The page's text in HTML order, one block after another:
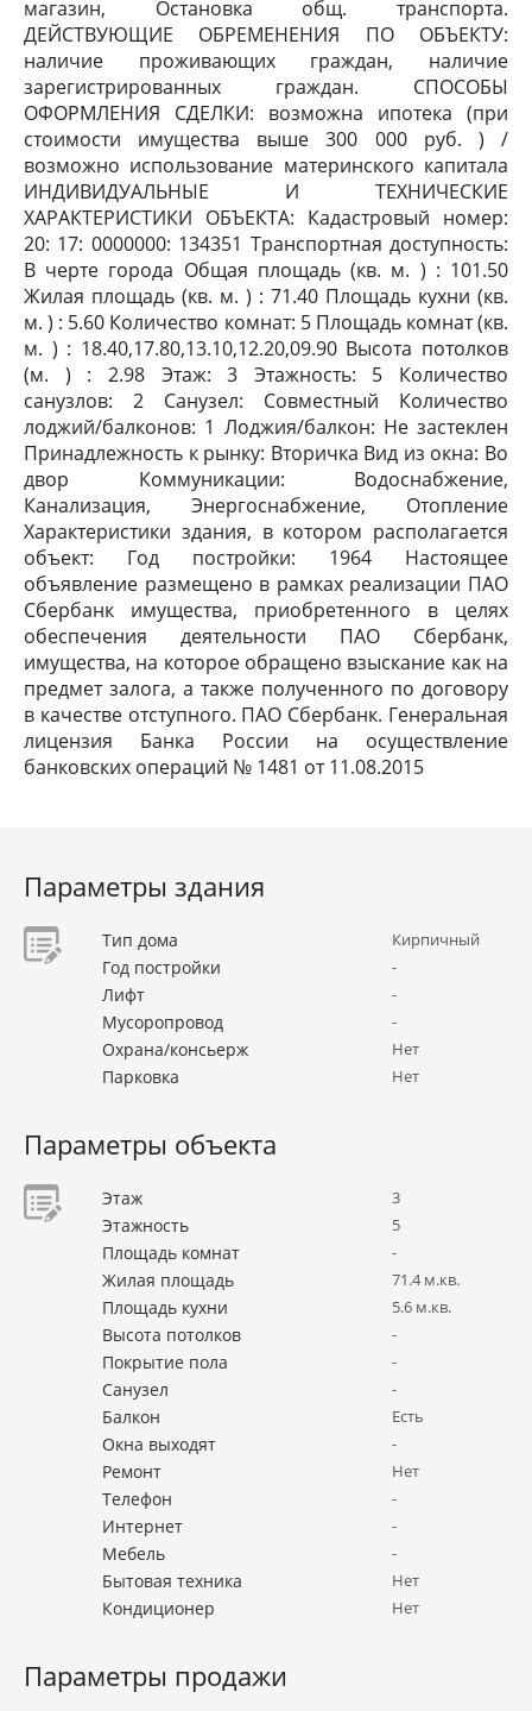
магазин, Остановка общ. транспорта.
ДЕЙСТВУЮЩИЕ ОБРЕМЕНЕНИЯ ПО ОБЪЕКТУ:
наличие проживающих граждан, наличие
зарегистрированных граждан. СПОСОБЫ
ОФОРМЛЕНИЯ СДЕЛКИ: возможна ипотека (при
стоимости имущества выше 300 000 руб. ) /
возможно использование материнского капитала
ИНДИВИДУАЛЬНЫЕ И ТЕХНИЧЕСКИЕ
ХАРАКТЕРИСТИКИ ОБЪЕКТА: Кадастровый номер:
20: 17: 0000000: 134351 Транспортная доступность:
В черте города Общая площадь (кв. м. ) : 101.50
Жилая площадь (кв. м. ) : 71.40 Площадь кухни (кв.
м. ) : 5.60 Количество комнат: 5 Площадь комнат (кв.
м. ) : 18.40,17.80,13.10,12.20,09.90 Высота потолков
(м. ) : 2.98 Этаж: 3 Этажность: 5 Количество
санузлов: 2 Санузел: Совместный Количество
лоджий/балконов: 1 Лоджия/балкон: Не застеклен
Принадлежность к рынку: Вторичка Вид из окна: Во
двор Коммуникации: Водоснабжение,
Канализация, Энергоснабжение, Отопление
Характеристики здания, в котором располагается
объект: Год постройки: 1964 Настоящее
объявление размещено в рамках реализации ПАО
Сбербанк имущества, приобретенного в целях
обеспечения деятельности ПАО Сбербанк,
имущества, на которое обращено взыскание как на
предмет залога, а также полученного по договору
в качестве отступного. ПАО Сбербанк. Генеральная
лицензия Банка России на осуществление
банковских операций № 1481 от 11.08.2015
Параметры здания
Тип дома Кирпичный
Год постройки -
Лифт -
Мусоропровод -
Охрана/консьерж Нет
Парковка Нет
Параметры объекта
Этаж 3
Этажность 5
Площадь комнат -
Жилая площадь 71.4 м.кв.
Площадь кухни 5.6 м.кв.
Высота потолков -
Покрытие пола -
Санузел -
Балкон Есть
Окна выходят -
Ремонт Нет
Телефон -
Интернет -
Мебель -
Бытовая техника Нет
Кондиционер Нет
Параметры продажи